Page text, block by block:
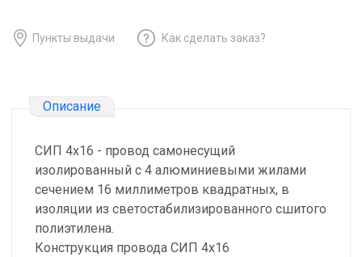
Пункты выдачи Как сделать заказ?
Описание
СИП 4х16 - провод самонесущий
изолированный с 4 алюминиевыми жилами
сечением 16 миллиметров квадратных, в
изоляции из светостабилизированного сшитого
полиэтилена.
Конструкция провода СИП 4х16